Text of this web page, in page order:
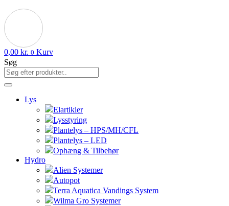
0,00 kr. 0 Kurv
Søg
Lys
Elartikler
Lysstyring
Plantelys – HPS/MH/CFL
Plantelys – LED
Ophæng & Tilbehør
Hydro
Alien Systemer
Autopot
Terra Aquatica Vandings System
Wilma Gro Systemer